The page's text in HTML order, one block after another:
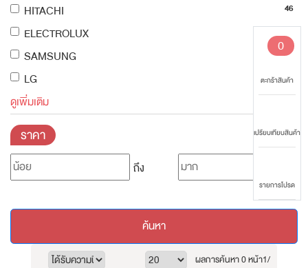
0
ตะกร้าสินค้า
เปรียบเทียบสินค้า
รายการโปรด
HITACHI 46
ELECTROLUX 14
SAMSUNG 30
LG 12
ดูเพิ่มเติม
ราคา
ถึง
ค้นหา
ผลการค้นหา 0 หน้า1/